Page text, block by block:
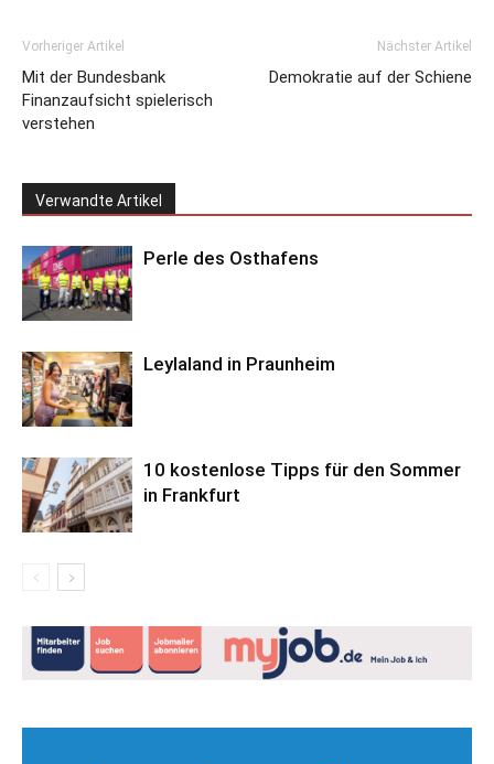
Vorheriger Artikel
Mit der Bundesbank
Finanzaufsicht spielerisch
verstehen
Nächster Artikel
Demokratie auf der Schiene
Verwandte Artikel
Perle des Osthafens
Leylaland in Praunheim
10 kostenlose Tipps für den Sommer
in Frankfurt